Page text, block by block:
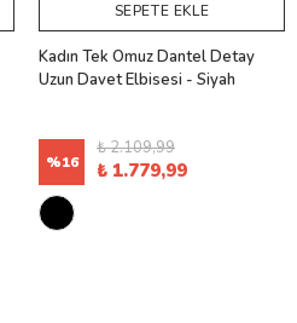
SEPETE EKLE
Kadın Tek Omuz Dantel Detay
Uzun Davet Elbisesi - Siyah
%16
₺ 2.109,99
₺ 1.779,99